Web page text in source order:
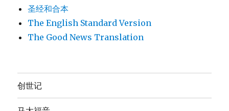
圣经和合本
The English Standard Version
The Good News Translation
创世记